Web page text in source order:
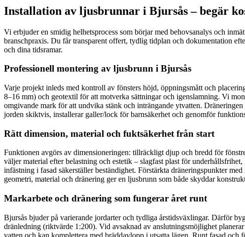
Installation av ljusbrunnar i Bjursås – begär
Vi erbjuder en smidig helhetsprocess som börjar med behovsanalys och
branschpraxis. Du får transparent offert, tydlig tidplan och dokumentation
och dina tidsramar.
Professionell montering av ljusbrunn i Bjursås
Varje projekt inleds med kontroll av fönsters höjd, öppningsmått och
8–16 mm) och geotextil för att motverka sättningar och igenslamning. Vi
omgivande mark för att undvika stänk och inträngande ytvatten.
jorden skiktvis, installerar galler/lock för barnsäkerhet och genomför
Rätt dimension, material och fuktsäkerhet från start
Funktionen avgörs av dimensioneringen: tillräckligt djup och bredd för
väljer material efter belastning och estetik – slagfast plast för
infästning i fasad säkerställer beständighet. Förstärkta dräneringspunkter
geometri, material och dränering ger en ljusbrunn som både skyddar
Markarbete och dränering som fungerar året runt
Bjursås bjuder på varierande jordarter och tydliga årstidsväxlingar. Därför
dränledning (riktvärde 1:200). Vid avsaknad av anslutningsmöjlighet
vatten och kan komplettera med bräddavlopp i utsatta lägen. Runt fasad